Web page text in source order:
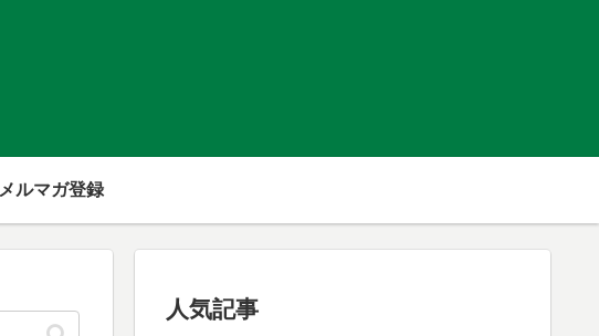
メルマガ登録
人気記事